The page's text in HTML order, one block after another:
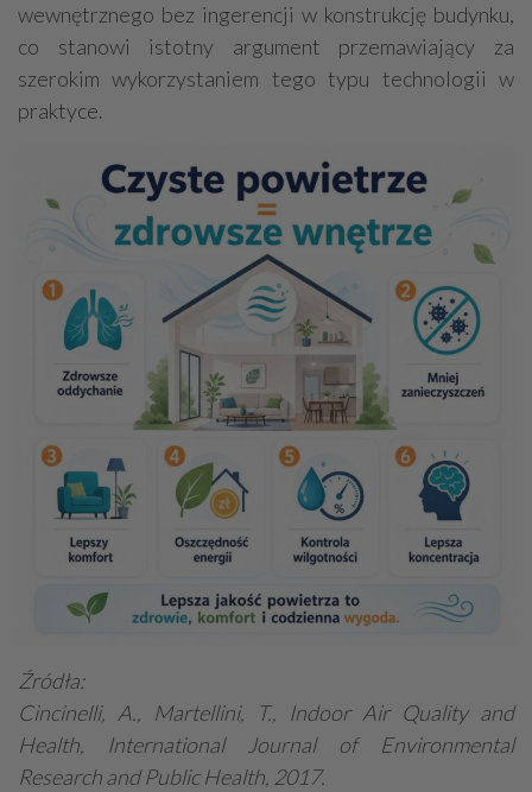
wewnętrznego bez ingerencji w konstrukcję budynku,
co stanowi istotny argument przemawiający za
szerokim wykorzystaniem tego typu technologii w
praktyce.
Źródła:
Cincinelli, A., Martellini, T., Indoor Air Quality and
Health, International Journal of Environmental
Research and Public Health, 2017.